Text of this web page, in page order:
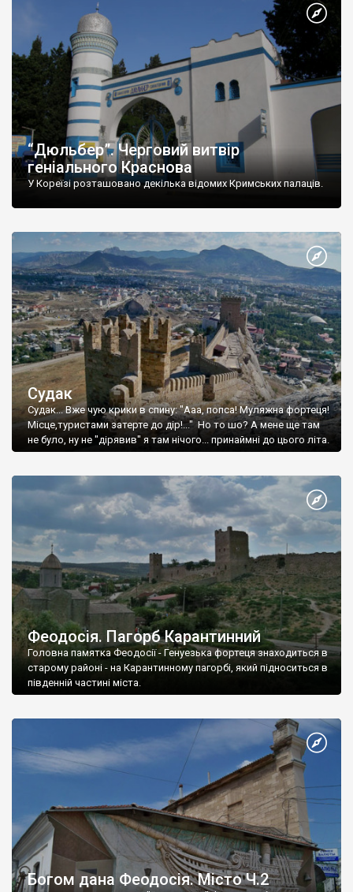
“Дюльбер”. Черговий витвір
геніального Краснова
У Кореїзі розташовано декілька відомих Кримських палаців.
Судак
Судак... Вже чую крики в спину: "Ааа, попса! Муляжна фортеця!
Місце,туристами затерте до дір!..." Но то шо? А мене ще там
не було, ну не "дірявив" я там нічого... принаймні до цього літа.
Феодосія. Пагорб Карантинний
Головна памятка Феодосії - Генуезька фортеця знаходиться в
старому районі - на Карантинному пагорбі, який підноситься в
південній частині міста.
Богом дана Феодосія. Місто Ч.2